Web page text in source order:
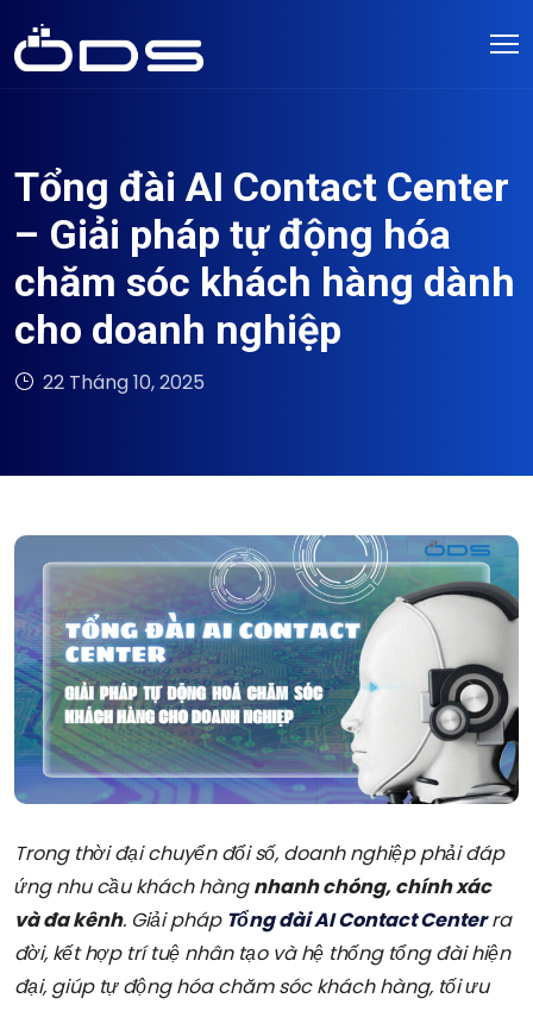
Tổng đài AI Contact Center
– Giải pháp tự động hóa
chăm sóc khách hàng dành
cho doanh nghiệp
22 Tháng 10, 2025
Trong thời đại chuyển đổi số, doanh nghiệp phải đáp
ứng nhu cầu khách hàngnhanh chóng, chính xác
và đa kênh. Giải pháp Tổng đài AI Contact Centerra
đời, kết hợp trí tuệ nhân tạo và hệ thống tổng đài hiện
đại, giúp tự động hóa chăm sóc khách hàng, tối ưu